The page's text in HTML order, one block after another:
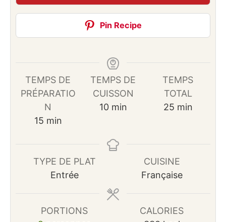
Pin Recipe
TEMPS DE
PRÉPARATIO
N
15minutes
min
TEMPS DE
CUISSON
10minutes
min
TEMPS
TOTAL
25minutes
min
TYPE DE PLAT
Entrée
CUISINE
Française
PORTIONS
CALORIES